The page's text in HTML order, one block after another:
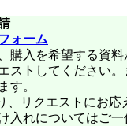
ォーム
購入を希望する資
ストしてください
す。
、リクエストにお応
入れについてはご一